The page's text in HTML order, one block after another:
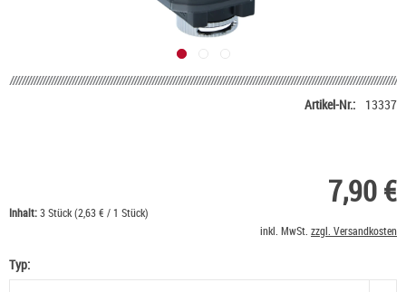
Artikel-Nr.: 13337
7,90 €
Inhalt:3 Stück (2,63 € / 1 Stück)
inkl. MwSt. zzgl. Versandkosten
Typ: